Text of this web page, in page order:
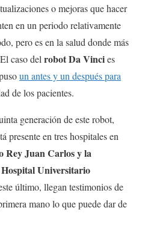
o mejoras que hacer
en un periodo relativamente
pero es en la salud donde más
caso del robot Da Vincies
un antes y un después para
de los pacientes.
generación de este robot,
presente en tres hospitales en
Rey Juan Carlos y la
Universitario
último, llegan testimonios de
mano lo que puede dar de